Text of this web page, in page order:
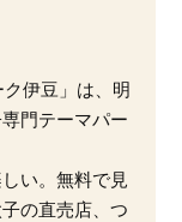
伊豆」は、明
門テーマパー
い。無料で見
の直売店、つ